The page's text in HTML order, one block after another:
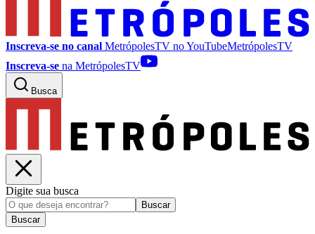
Inscreva-se no canal MetrópolesTV noYouTubeMetrópolesTV
Inscreva-se na MetrópolesTV
Busca
Digite sua busca
Buscar
Buscar